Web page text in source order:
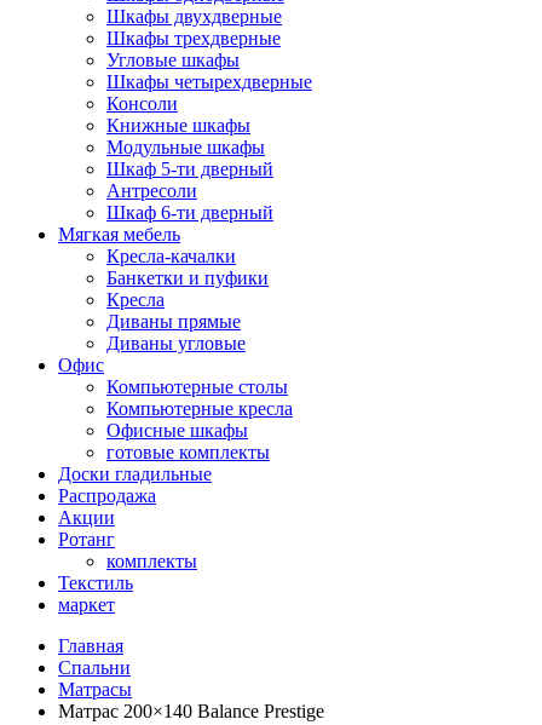
Шкафы двухдверные
Шкафы трехдверные
Угловые шкафы
Шкафы четырехдверные
Консоли
Книжные шкафы
Модульные шкафы
Шкаф 5-ти дверный
Антресоли
Шкаф 6-ти дверный
Мягкая мебель
Кресла-качалки
Банкетки и пуфики
Кресла
Диваны прямые
Диваны угловые
Офис
Компьютерные столы
Компьютерные кресла
Офисные шкафы
готовые комплекты
Доски гладильные
Распродажа
Акции
Ротанг
комплекты
Текстиль
маркет
Главная
Спальни
Матрасы
Матрас 200×140 Balance Prestige